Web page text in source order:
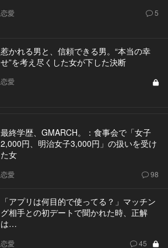
恋愛 5
惹かれる男と、信頼できる男。“本当の幸
せ”を考え尽くした女が下した決断
恋愛
最終学歴、GMARCH。：食事会で「女子
2,000円、明治女子3,000円」の扱いを受け
た女
恋愛 98
「アプリは何目的で使ってる？」マッチン
グ相手との初デートで聞かれた時、正解
は…
恋愛 45